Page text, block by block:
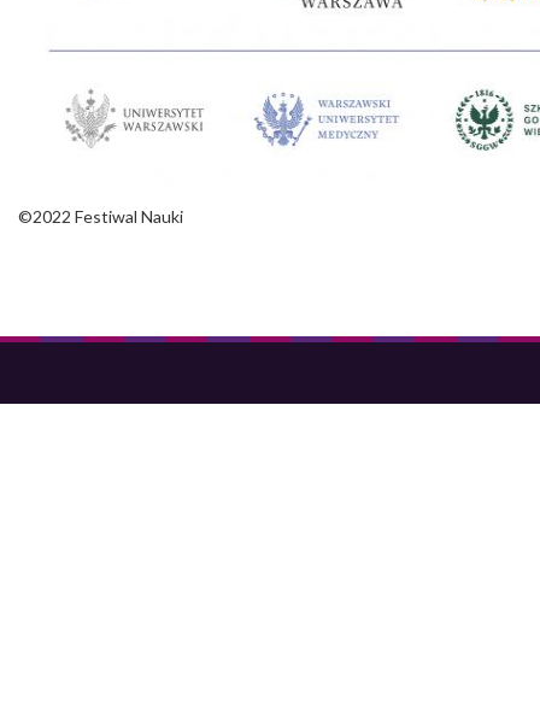
©2022 Festiwal Nauki